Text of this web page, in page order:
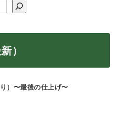
）
）〜最後の仕上げ〜